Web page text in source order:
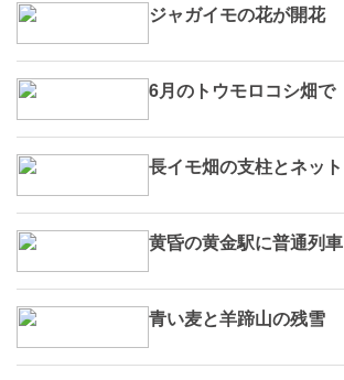
ジャガイモの花が開花
6月のトウモロコシ畑で
長イモ畑の支柱とネット
黄昏の黄金駅に普通列車
青い麦と羊蹄山の残雪